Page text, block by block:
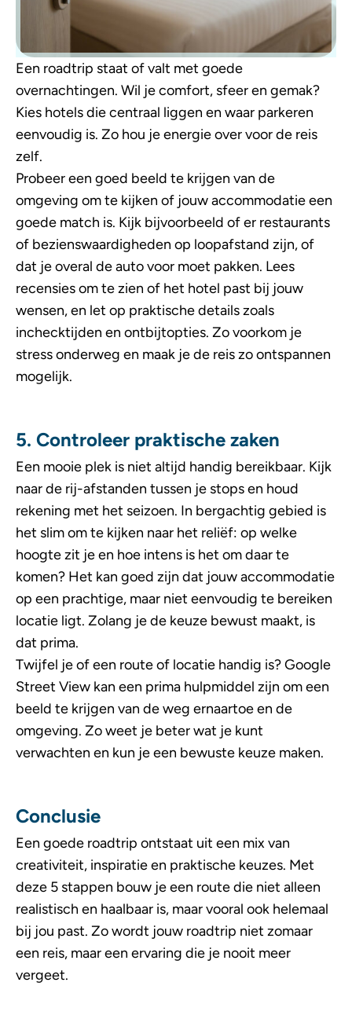
Een roadtrip staat of valt met goede
overnachtingen. Wil je comfort, sfeer en gemak?
Kies hotels die centraal liggen en waar parkeren
eenvoudig is. Zo hou je energie over voor de reis
zelf.
Probeer een goed beeld te krijgen van de
omgeving om te kijken of jouw accommodatie een
goede match is. Kijk bijvoorbeeld of er restaurants
of bezienswaardigheden op loopafstand zijn, of
dat je overal de auto voor moet pakken. Lees
recensies om te zien of het hotel past bij jouw
wensen, en let op praktische details zoals
inchecktijden en ontbijtopties. Zo voorkom je
stress onderweg en maak je de reis zo ontspannen
mogelijk.
5. Controleer praktische zaken
Een mooie plek is niet altijd handig bereikbaar. Kijk
naar de rij-afstanden tussen je stops en houd
rekening met het seizoen. In bergachtig gebied is
het slim om te kijken naar het reliëf: op welke
hoogte zit je en hoe intens is het om daar te
komen? Het kan goed zijn dat jouw accommodatie
op een prachtige, maar niet eenvoudig te bereiken
locatie ligt. Zolang je de keuze bewust maakt, is
dat prima.
Twijfel je of een route of locatie handig is? Google
Street View kan een prima hulpmiddel zijn om een
beeld te krijgen van de weg ernaartoe en de
omgeving. Zo weet je beter wat je kunt
verwachten en kun je een bewuste keuze maken.
Conclusie
Een goede roadtrip ontstaat uit een mix van
creativiteit, inspiratie en praktische keuzes. Met
deze 5 stappen bouw je een route die niet alleen
realistisch en haalbaar is, maar vooral ook helemaal
bij jou past. Zo wordt jouw roadtrip niet zomaar
een reis, maar een ervaring die je nooit meer
vergeet.